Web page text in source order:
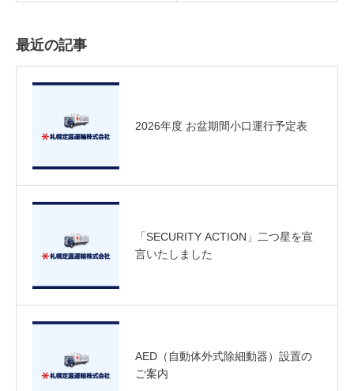
最近の記事
2026年度 お盆期間小口運行予定表
「SECURITY ACTION」二つ星を宣
言いたしました
AED（自動体外式除細動器）設置の
ご案内